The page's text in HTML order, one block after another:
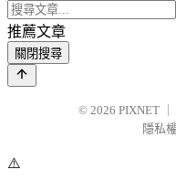
推薦文章
關閉搜尋
© 2026 PIXNET
隱私
⚠️